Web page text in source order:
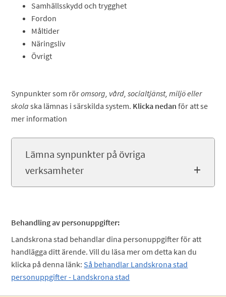
Samhällsskydd och trygghet
Fordon
Måltider
Näringsliv
Övrigt
Synpunkter som röromsorg, vård, socialtjänst, miljö eller
skola ska lämnas i särskilda system. Klicka nedan för att se
mer information
Lämna synpunkter på övriga
verksamheter
Behandling av personuppgifter:
Landskrona stad behandlar dina personuppgifter för att
handlägga ditt ärende. Vill du läsa mer om detta kan du
klicka på denna länk: Så behandlar Landskrona stad
personuppgifter - Landskrona stad